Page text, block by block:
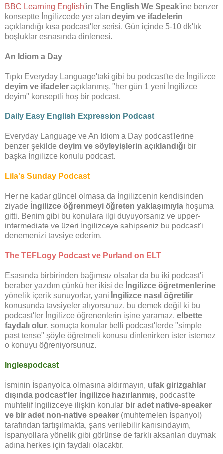
BBC Learning English'in The English We Speak'ine benzer
konseptte İngilizcede yer alan deyim ve ifadelerin
açıklandığı kısa podcast'ler serisi. Gün içinde 5-10 dk'lık
boşluklar esnasında dinlenesi.
An Idiom a Day
Tıpkı Everyday Language'taki gibi bu podcast'te de İngilizce
deyim ve ifadeler açıklanmış, "her gün 1 yeni İngilizce
deyim" konseptli hoş bir podcast.
Daily Easy English Expression Podcast
Everyday Language ve An Idiom a Day podcast'lerine
benzer şekilde deyim ve söyleyişlerin açıklandığı bir
başka İngilizce konulu podcast.
Lila's Sunday Podcast
Her ne kadar güncel olmasa da İngilizcenin kendisinden
ziyade İngilizce öğrenmeyi öğreten yaklaşımıyla hoşuma
gitti. Benim gibi bu konulara ilgi duyuyorsanız ve upper-
intermediate ve üzeri İngilizceye sahipseniz bu podcast'i
denemenizi tavsiye ederim.
The TEFLogy Podcast ve Purland on ELT
Esasında birbirinden bağımsız olsalar da bu iki podcast'i
beraber yazdım çünkü her ikisi de İngilizce öğretmenlerine
yönelik içerik sunuyorlar, yani İngilizce nasıl öğretilir
konusunda tavsiyeler alıyorsunuz, bu demek değil ki bu
podcast'ler İngilizce öğrenenlerin işine yaramaz, elbette
faydalı olur, sonuçta konular belli podcast'lerde "simple
past tense" şöyle öğretmeli konusu dinlenirken ister istemez
o konuyu öğreniyorsunuz.
Inglespodcast
İsminin İspanyolca olmasına aldırmayın, ufak girizgahlar
dışında podcast'ler İngilizce hazırlanmış, podcast'te
muhtelif İngilizceye ilişkin konular bir adet native-speaker
ve bir adet non-native speaker (muhtemelen İspanyol)
tarafından tartışılmakta, şans verilebilir kanısındayım,
İspanyollara yönelik gibi görünse de farklı aksanları duymak
adına herkes için faydalı olacaktır.